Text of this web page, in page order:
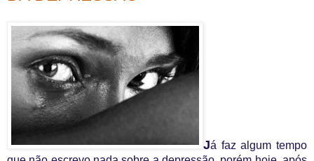
Já faz algum tempo